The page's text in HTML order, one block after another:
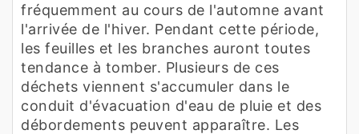
fréquemment au cours de l'automne avant
l'arrivée de l'hiver. Pendant cette période,
les feuilles et les branches auront toutes
tendance à tomber. Plusieurs de ces
déchets viennent s'accumuler dans le
conduit d'évacuation d'eau de pluie et des
débordements peuvent apparaître. Les